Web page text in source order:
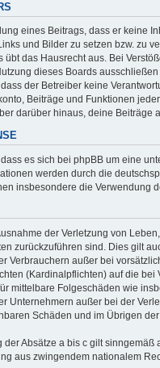
eines Beitrags, dass er keine
und Bilder zu setzen bzw. zu
übt das Hausrecht aus. Bei
dieses Boards
der Betreiber keine
Beiträge und Funktionen
darüber hinaus, deine
es sich bei phpBB um eine
werden durch die
insbesondere die Verwendung
der Verletzung von
zurückzuführen sind. Dies gilt
Verbrauchern außer bei
(Kardinalpflichten) auf die
mittelbare Folgeschäden wie
Unternehmern außer bei der
Schäden und im Übrigen
der Absätze a bis c gilt
aus zwingendem nationalem